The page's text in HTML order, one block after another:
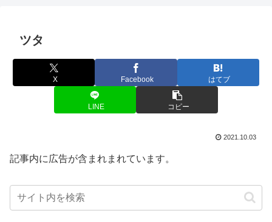
ツタ
X Facebook はてブ
LINE コピー
2021.10.03
記事内に広告が含まれまれています。